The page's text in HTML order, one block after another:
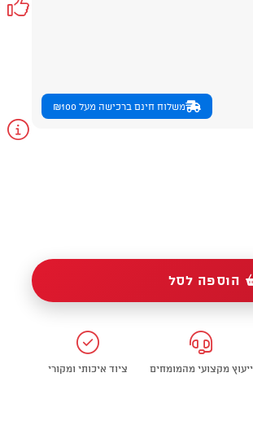
משלוח חינם ברכישה מעל ₪100
הוספה לסל
ייעוץ מקצועי מהמומחים ציוד איכותי ומקורי